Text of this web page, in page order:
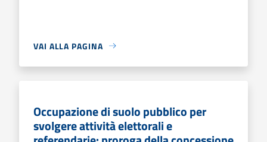
VAI ALLA PAGINA
Occupazione di suolo pubblico per
svolgere attività elettorali e